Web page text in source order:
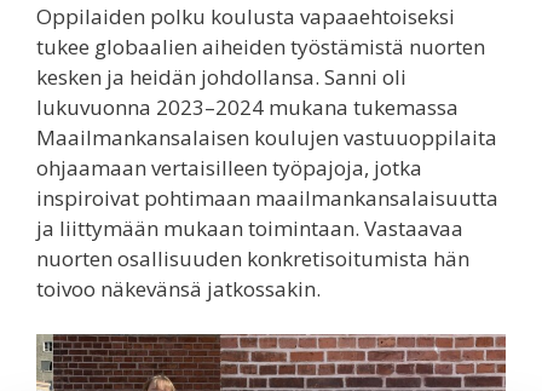
Oppilaiden polku koulusta vapaaehtoiseksi
tukee globaalien aiheiden työstämistä nuorten
kesken ja heidän johdollansa. Sanni oli
lukuvuonna 2023–2024 mukana tukemassa
Maailmankansalaisen koulujen vastuuoppilaita
ohjaamaan vertaisilleen työpajoja, jotka
inspiroivat pohtimaan maailmankansalaisuutta
ja liittymään mukaan toimintaan. Vastaavaa
nuorten osallisuuden konkretisoitumista hän
toivoo näkevänsä jatkossakin.